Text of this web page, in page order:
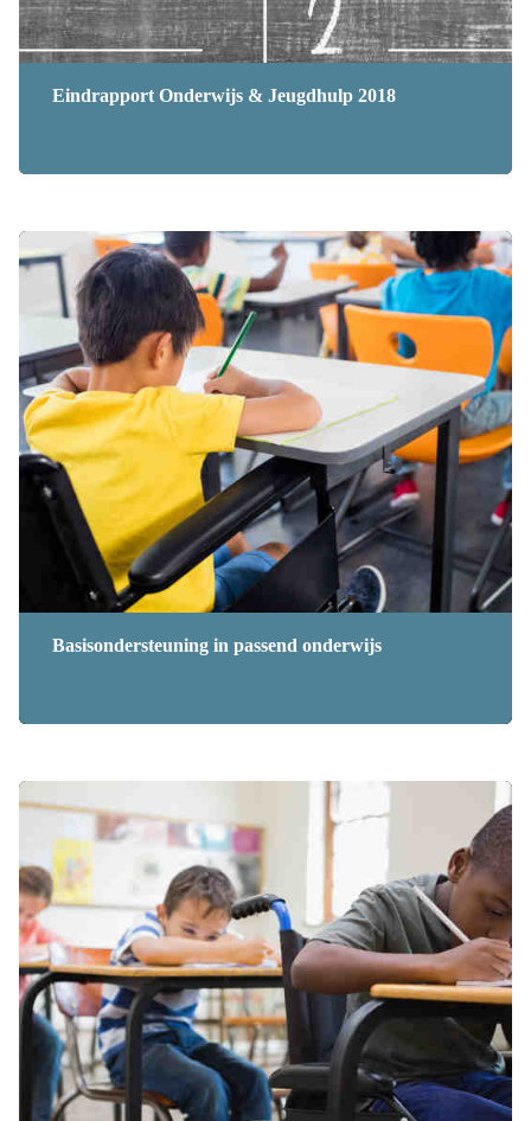
Eindrapport Onderwijs & Jeugdhulp 2018
Basisondersteuning in passend onderwijs